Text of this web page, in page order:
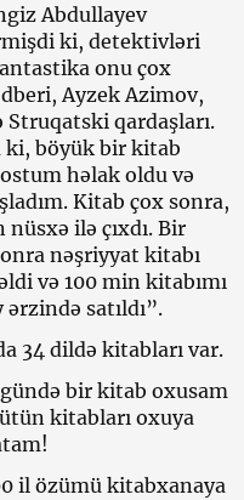
Abdullayev
ki, detektivləri
onu çox
Ayzek Azimov,
qardaşları.
ki, böyük bir kitab
həlak oldu və
Kitab çox sonra,
ilə çıxdı. Bir
nəşriyyat kitabı
və 100 min kitabımı
satıldı”.
34 dildə kitabları var.
bir kitab oxusam
kitabları oxuya
il özümü kitabxanaya